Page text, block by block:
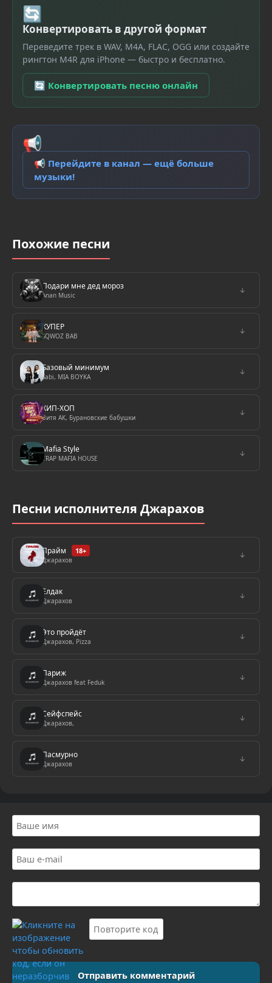
🔄
Конвертировать в другой формат
Переведите трек в WAV, M4A, FLAC, OGG или создайте
рингтон M4R для iPhone — быстро и бесплатно.
🔄 Конвертировать песню онлайн
📢
📢 Перейдите в канал — ещё больше
музыки!
Похожие песни
Подари мне дед мороз
Anan Music
↓
КУПЕР
SQWOZ BAB
↓
Базовый минимум
Sabi, MIA BOYKA
↓
ХИП-ХОП
Витя АК, Бурановские бабушки
↓
Mafia Style
TRAP MAFIA HOUSE
↓
Песни исполнителя Джарахов
Прайм 18+
Джарахов
↓
Елдак
Джарахов
↓
Это пройдёт
Джарахов, Pizza
↓
Париж
Джарахов feat Feduk
↓
Сейфспейс
Джарахов,
↓
Пасмурно
Джарахов
↓
Отправить комментарий